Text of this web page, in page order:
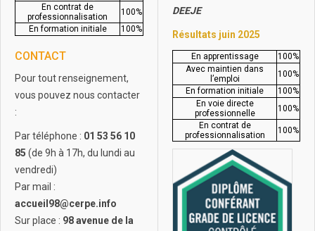
En contrat de
professionnalisation
100%
En formation initiale
100%
CONTACT
Pour tout renseignement,
vous pouvez nous contacter
:
Par téléphone : 01 53 56 10
85 (de 9h à 17h, du lundi au
vendredi)
Par mail :
accueil98@cerpe.info
Sur place : 98 avenue de la
DEEJE
Résultats juin 2025
En apprentissage
100%
Avec maintien dans
l’emploi
100%
En formation initiale
100%
En voie directe
professionnelle
100%
En contrat de
professionnalisation
100%